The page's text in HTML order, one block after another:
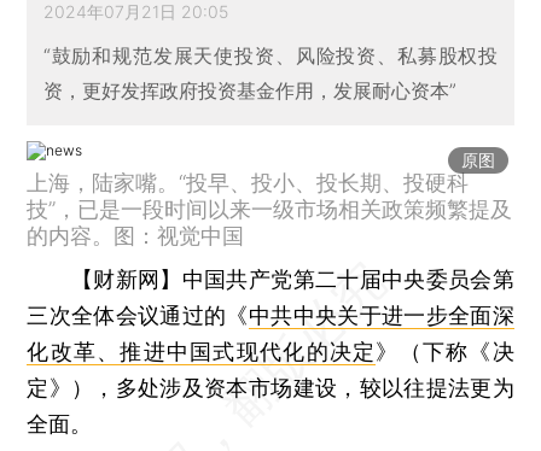
2024年07月21日 20:05
“鼓励和规范发展天使投资、风险投资、私募股权投
资，更好发挥政府投资基金作用，发展耐心资本”
原图
上海，陆家嘴。“投早、投小、投长期、投硬科
技”，已是一段时间以来一级市场相关政策频繁提及
的内容。图：视觉中国
【财新网】 中国共产党第二十届中央委员会第
三次全体会议通过的《中共中央关于进一步全面深
化改革、推进中国式现代化的决定》（下称《决
定》），多处涉及资本市场建设，较以往提法更为
全面。